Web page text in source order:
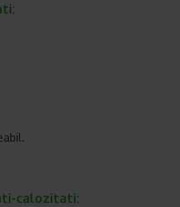
calozitati: